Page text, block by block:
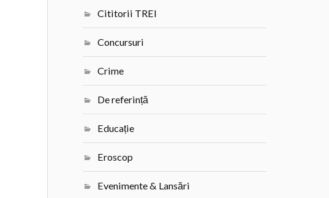
Cititorii TREI
Concursuri
Crime
De referință
Educație
Eroscop
Evenimente & Lansări